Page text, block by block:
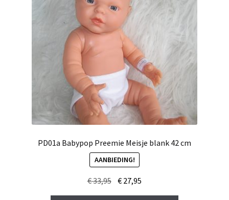
PD01a Babypop Preemie Meisje blank 42 cm
AANBIEDING!
€33,95 Oorspronkelijke
prijs
€ 27,95
prijs